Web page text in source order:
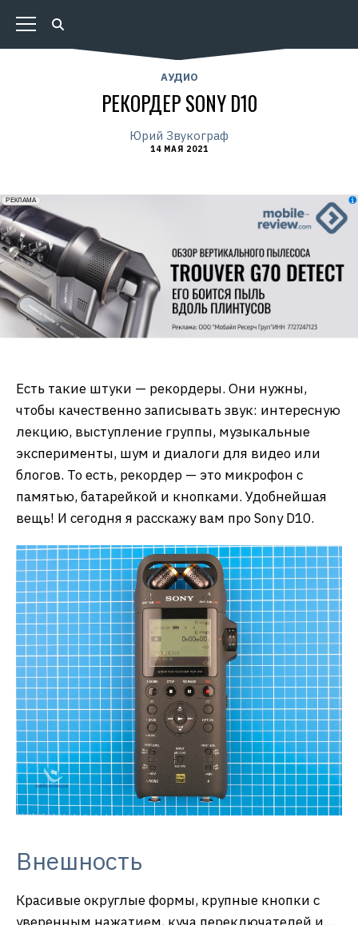
АУДИО
РЕКОРДЕР SONY D10
Юрий Звукограф
14 МАЯ 2021
erid: 2VfnxxmNzs5
РЕКЛАМА
Есть такие штуки — рекордеры. Они нужны,
чтобы качественно записывать звук: интересную
лекцию, выступление группы, музыкальные
эксперименты, шум и диалоги для видео или
блогов. То есть, рекордер — это микрофон с
памятью, батарейкой и кнопками. Удобнейшая
вещь! И сегодня я расскажу вам про Sony D10.
Внешность
Красивые округлые формы, крупные кнопки с